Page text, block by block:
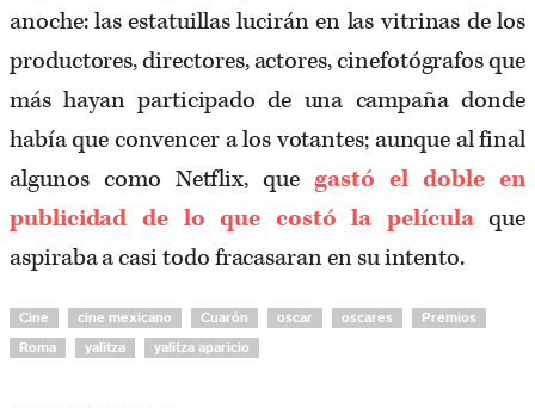
anoche: las estatuillas lucirán en las vitrinas de los
productores, directores, actores, cinefotógrafos que
más hayan participado de una campaña donde
había que convencer a los votantes; aunque al final
algunos como Netflix, quegastó el doble en
publicidad de lo que costó la películaque
aspiraba a casi todo fracasaran en su intento.
Cine cine mexicano Cuarón oscar oscares Premios
Roma yalitza yalitza aparicio